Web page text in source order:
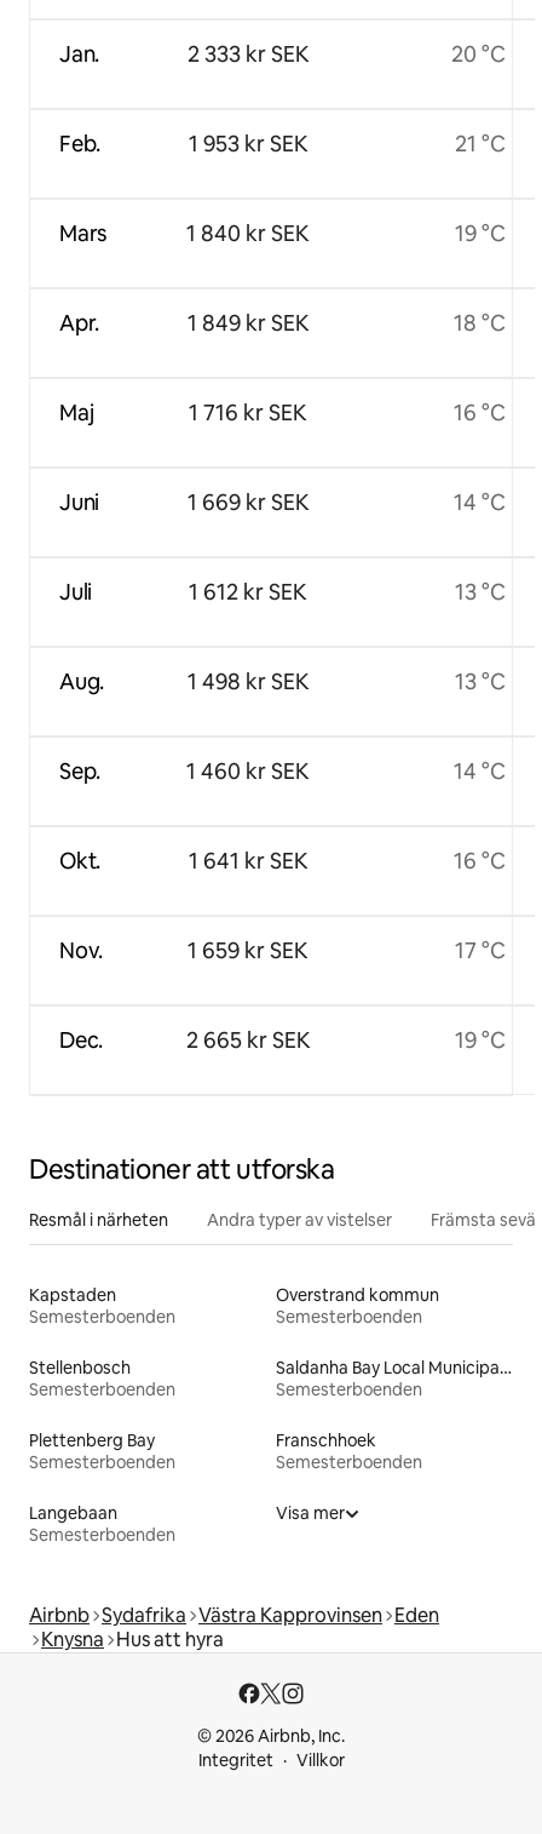
Jan.
Feb.
Mars
Apr.
Maj
Juni
Juli
Aug.
Sep.
Okt.
Nov.
Dec.
2 333 kr SEK
1 953 kr SEK
1 840 kr SEK
1 849 kr SEK
1 716 kr SEK
1 669 kr SEK
1 612 kr SEK
1 498 kr SEK
1 460 kr SEK
1 641 kr SEK
1 659 kr SEK
2 665 kr SEK
20 °C
21 °C
19 °C
18 °C
16 °C
14 °C
13 °C
13 °C
14 °C
16 °C
17 °C
19 °C
Destinationer att utforska
Resmål i närheten Andra typer av vistelser Främsta
Kapstaden
Semesterboenden
Overstrand kommun
Semesterboenden
Stellenbosch
Semesterboenden
Saldanha Bay Local Municipality
Semesterboenden
Plettenberg Bay
Semesterboenden
Franschhoek
Semesterboenden
Langebaan
Semesterboenden
Visa mer
Airbnb Sydafrika Västra Kapprovinsen Eden
Knysna Hus att hyra
© 2026 Airbnb, Inc.
Integritet
Villkor